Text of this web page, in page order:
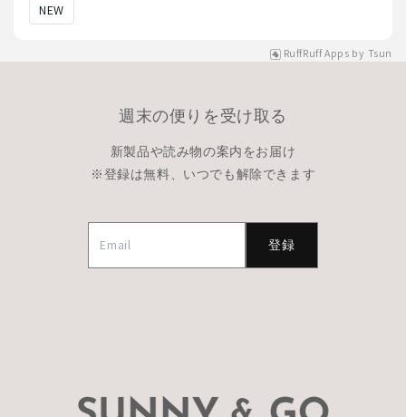
NEW
RuffRuff Apps by Tsun
週末の便りを受け取る
新製品や読み物の案内をお届け
※登録は無料、いつでも解除できます
登録